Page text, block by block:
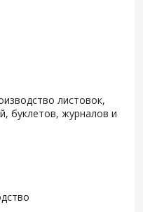
листовок,
буклетов, журналов и